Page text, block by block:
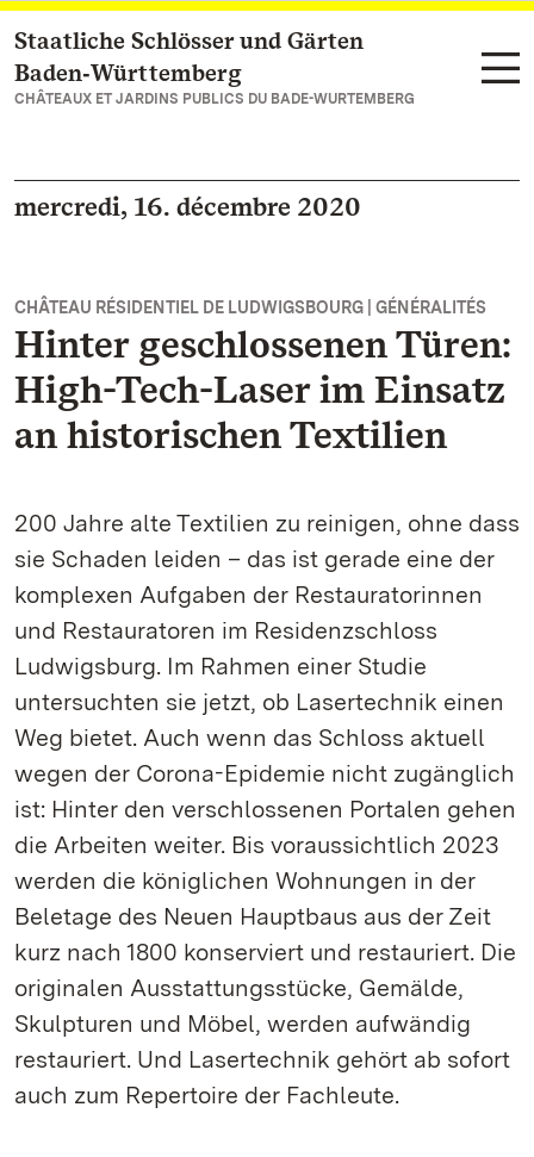
Vers la page d’accueil
Staatliche Schlösser und Gärten
Baden‑Württemberg
CHÂTEAUX ET JARDINS PUBLICS DU BADE-WURTEMBERG
mercredi, 16. décembre 2020
CHÂTEAU RÉSIDENTIEL DE LUDWIGSBOURG | GÉNÉRALITÉS
Hinter geschlossenen Türen:
High-Tech-Laser im Einsatz
an historischen Textilien
200 Jahre alte Textilien zu reinigen, ohne dass
sie Schaden leiden – das ist gerade eine der
komplexen Aufgaben der Restauratorinnen
und Restauratoren im Residenzschloss
Ludwigsburg. Im Rahmen einer Studie
untersuchten sie jetzt, ob Lasertechnik einen
Weg bietet. Auch wenn das Schloss aktuell
wegen der Corona-Epidemie nicht zugänglich
ist: Hinter den verschlossenen Portalen gehen
die Arbeiten weiter. Bis voraussichtlich 2023
werden die königlichen Wohnungen in der
Beletage des Neuen Hauptbaus aus der Zeit
kurz nach 1800 konserviert und restauriert. Die
originalen Ausstattungsstücke, Gemälde,
Skulpturen und Möbel, werden aufwändig
restauriert. Und Lasertechnik gehört ab sofort
auch zum Repertoire der Fachleute.